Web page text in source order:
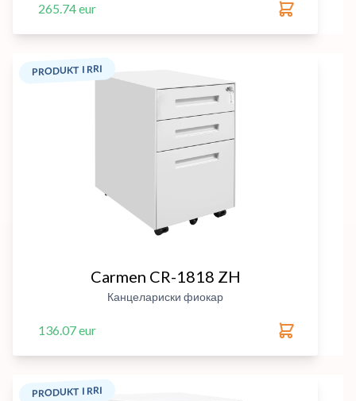
265.74 eur
PRODUKT I RRI
Carmen CR-1818 ZH
Канцелариски фиокар
136.07 eur
PRODUKT I RRI